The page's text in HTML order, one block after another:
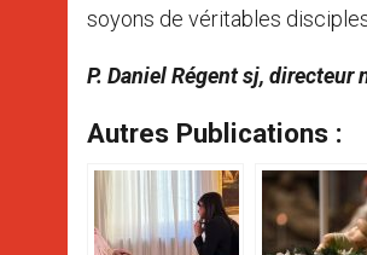
soyons de véritables
P. Daniel Régent sj, directeur
Autres Publications :